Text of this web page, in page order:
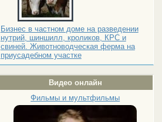
Бизнес в частном доме на разведении
нутрий, шиншилл, кроликов, КРС и
свиней. Животноводческая ферма на
приусадебном участке
Видео онлайн
Фильмы и мультфильмы